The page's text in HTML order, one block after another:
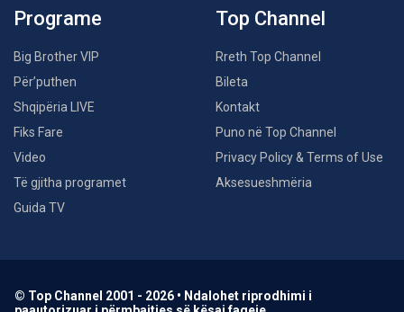
Programe
Big Brother VIP
Për’puthen
Shqipëria LIVE
Fiks Fare
Video
Të gjitha programet
Guida TV
Top Channel
Rreth Top Channel
Bileta
Kontakt
Puno në Top Channel
Privacy Policy & Terms of Use
Aksesueshmëria
© Top Channel 2001 - 2026 • Ndalohet riprodhimi i